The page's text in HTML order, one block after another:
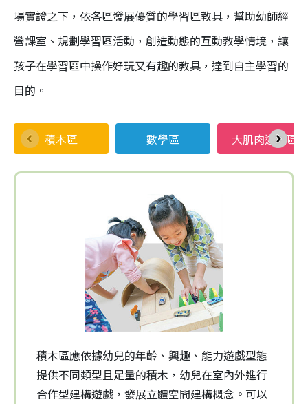
場實證之下，依各區發展優質的學習區教具，幫助幼師經
營課室、規劃學習區活動，創造動態的互動教學情境，讓
孩子在學習區中操作好玩又有趣的教具，達到自主學習的
目的。
積木區 數學區 大肌肉遊戲區
積木區應依據幼兒的年齡、興趣、能力遊戲型態
提供不同類型且足量的積木，幼兒在室內外進行
合作型建構遊戲，發展立體空間建構概念。可以